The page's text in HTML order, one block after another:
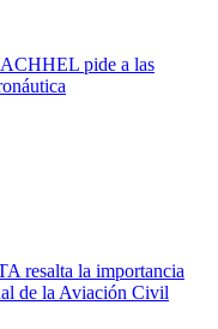
ACHHEL pide a las
resalta la importancia
de la Aviación Civil